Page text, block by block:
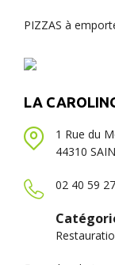
PIZZAS à
LA
1 Rue du
44310
02 40 59